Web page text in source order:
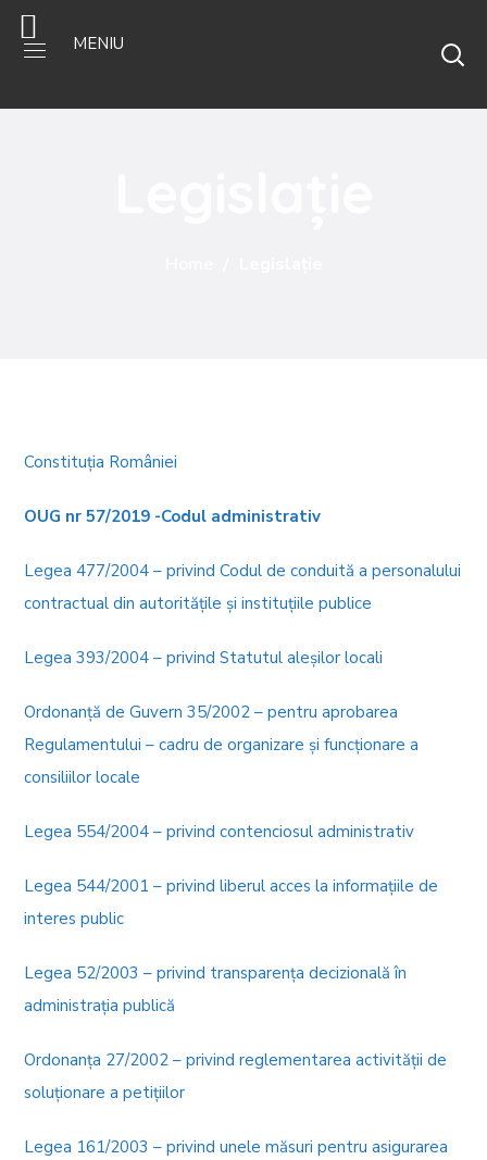
MENIU
Constituţia României
OUG nr 57/2019 -Codul administrativ
Legea 477/2004 – privind Codul de conduită a personalului
contractual din autorităţile şi instituţiile publice
Legea 393/2004 – privind Statutul aleşilor locali
Ordonanţă de Guvern 35/2002 – pentru aprobarea
Regulamentului – cadru de organizare şi funcţionare a
consiliilor locale
Legea 554/2004 – privind contenciosul administrativ
Legea 544/2001 – privind liberul acces la informaţiile de
interes public
Legea 52/2003 – privind transparenţa decizională în
administraţia publică
Ordonanţa 27/2002 – privind reglementarea activităţii de
soluţionare a petiţiilor
Legea 161/2003 – privind unele măsuri pentru asigurarea